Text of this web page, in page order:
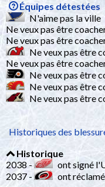
Équipes détestées
N'aime pas la ville
Ne veux pas être
Ne veux pas être
Ne veux pas être
Ne veux pas être
Ne veux pas être
Ne veux pas être
Ne veux pas être
Historiques des
Historique
2038 -
ont signé
2037 -
ont